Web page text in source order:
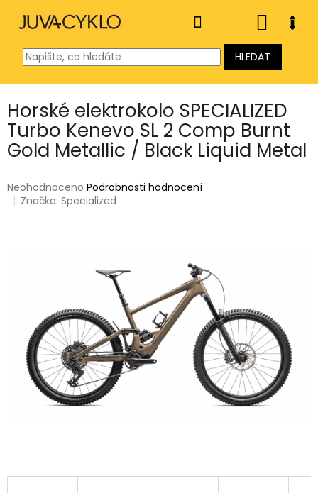
obsah
HLEDAT
KOŠÍK
Horské elektrokolo SPECIALIZED
Turbo Kenevo SL 2 Comp Burnt
Gold Metallic / Black Liquid Metal
Průměrné
hodnocení
Neohodnoceno Podrobnosti hodnocení
Značka:Specialized